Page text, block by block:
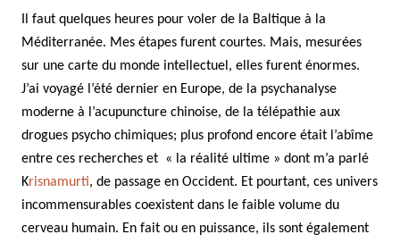
Il faut quelques heures pour voler de la Baltique à la
Méditerranée. Mes étapes furent courtes. Mais, mesurées
sur une carte du monde intellectuel, elles furent énormes.
J’ai voyagé l’été dernier en Europe, de la psychanalyse
moderne à l’acupuncture chinoise, de la télépathie aux
drogues psycho chimiques; plus profond encore était l’abîme
entre ces recherches et « la réalité ultime » dont m’a parlé
Krisnamurti, de passage en Occident. Et pourtant, ces univers
incommensurables coexistent dans le faible volume du
cerveau humain. En fait ou en puissance, ils sont également